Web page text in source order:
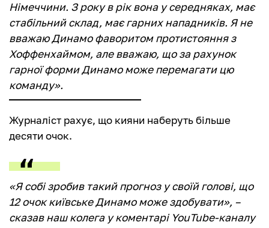
Німеччини. З року в рік вона у середняках, має
стабільний склад, має гарних нападників. Я не
вважаю Динамо фаворитом протистояння з
Хоффенхаймом, але вважаю, що за рахунок
гарної форми Динамо може перемагати цю
команду».
Журналіст рахує, що кияни наберуть більше
десяти очок.
«Я собі зробив такий прогноз у своїй голові, що
12 очок київське Динамо може здобувати», –
сказав наш колега у коментарі YouTube-каналу